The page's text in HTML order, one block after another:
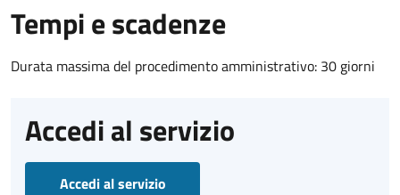
Tempi e scadenze
Durata massima del procedimento amministrativo: 30 giorni
Accedi al servizio
Accedi al servizio